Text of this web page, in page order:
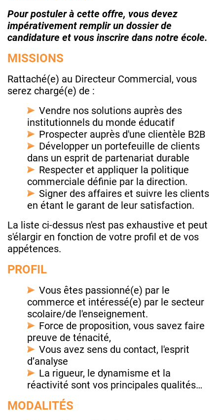
Pour postuler à cette offre, vous devez
impérativement remplir un dossier de
candidature et vous inscrire dans notre école.
MISSIONS
Rattaché(e) au Directeur Commercial, vous
serez chargé(e) de :
Vendre nos solutions auprès des
institutionnels du monde éducatif
Prospecter auprès d'une clientèle B2B
Développer un portefeuille de clients
dans un esprit de partenariat durable
Respecter et appliquer la politique
commerciale définie par la direction.
Signer des affaires et suivre les clients
en étant le garant de leur satisfaction.
La liste ci-dessus n'est pas exhaustive et peut
s'élargir en fonction de votre profil et de vos
appétences.
PROFIL
Vous êtes passionné(e) par le
commerce et intéressé(e) par le secteur
scolaire/de l'enseignement.
Force de proposition, vous savez faire
preuve de ténacité,
Vous avez sens du contact, l'esprit
d’analyse
La rigueur, le dynamisme et la
réactivité sont vos principales qualités…
MODALITÉS